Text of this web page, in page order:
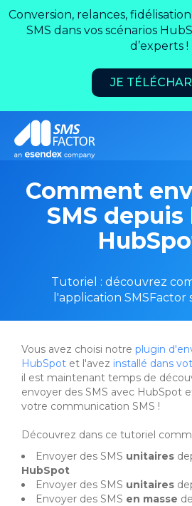
Conversion, relances,
SMS dans vos scénarios
d’experts !
JE
Comment
SMS depuis
Tutoriel : découvrez
l'application SMSFactor
Vous avez choisi notre plugin
HubSpot et l'avez installé dans
il est maintenant temps de
envoyer des SMS avec HubSpot
votre communication SMS !
Découvrez dans ce tutoriel
Envoyer des SMS unitaires
HubSpot
Envoyer des SMS unitaires
Envoyer des SMS en masse